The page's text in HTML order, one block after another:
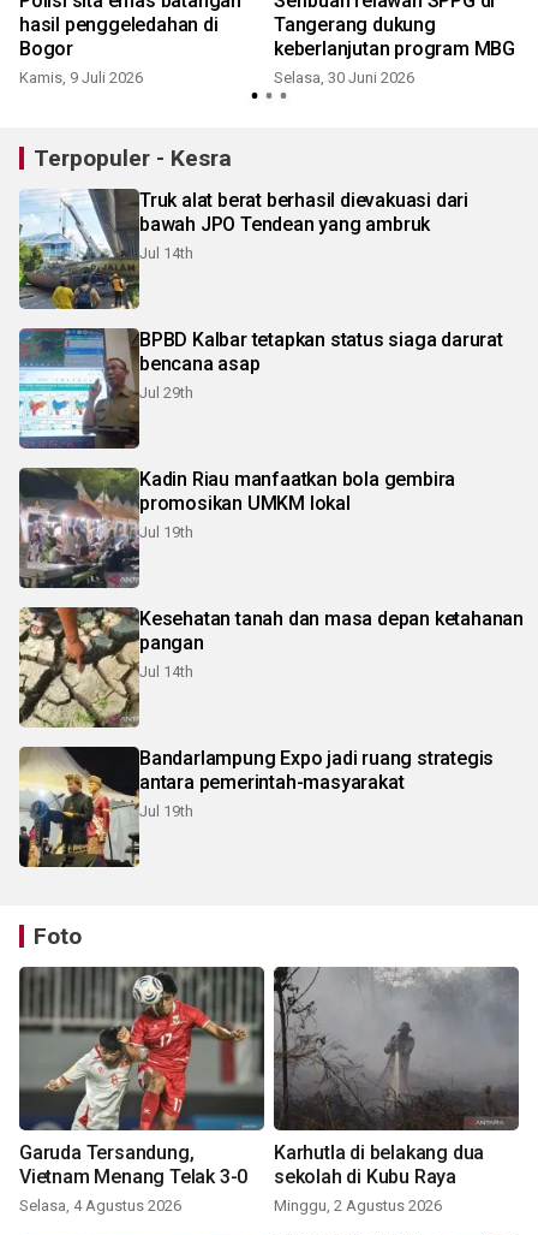
hasil penggeledahan di
Bogor
Kamis, 9 Juli 2026
Tangerang dukung
keberlanjutan program MBG
Selasa, 30 Juni 2026
Terpopuler - Kesra
Truk alat berat berhasil dievakuasi dari
bawah JPO Tendean yang ambruk
Jul 14th
BPBD Kalbar tetapkan status siaga darurat
bencana asap
Jul 29th
Kadin Riau manfaatkan bola gembira
promosikan UMKM lokal
Jul 19th
Kesehatan tanah dan masa depan ketahanan
pangan
Jul 14th
Bandarlampung Expo jadi ruang strategis
antara pemerintah-masyarakat
Jul 19th
Foto
Garuda Tersandung,
Vietnam Menang Telak 3-0
Selasa, 4 Agustus 2026
Karhutla di belakang dua
sekolah di Kubu Raya
Minggu, 2 Agustus 2026